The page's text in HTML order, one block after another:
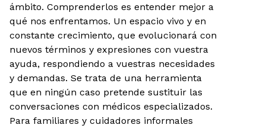
ámbito. Comprenderlos es entender mejor a
qué nos enfrentamos. Un espacio vivo y en
constante crecimiento, que evolucionará con
nuevos términos y expresiones con vuestra
ayuda, respondiendo a vuestras necesidades
y demandas. Se trata de una herramienta
que en ningún caso pretende sustituir las
conversaciones con médicos especializados.
Para familiares y cuidadores informales